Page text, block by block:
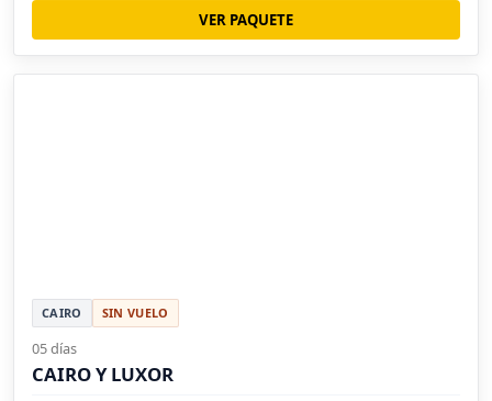
VER PAQUETE
CAIRO SIN VUELO
05 días
CAIRO Y LUXOR